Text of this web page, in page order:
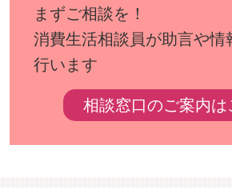
まずご相談を！
消費生活相談員が助言や情
行います
相談窓口のご案内は